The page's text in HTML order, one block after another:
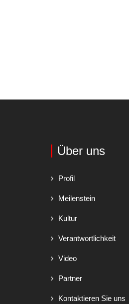
Über uns
Profil
Meilenstein
Kultur
Verantwortlichkeit
Video
Partner
Kontaktieren Sie uns